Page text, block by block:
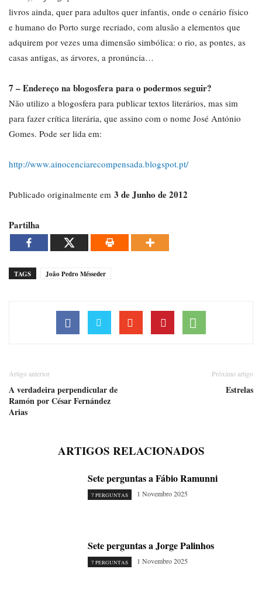
livros ainda, quer para adultos quer infantis, onde o cenário físico
e humano do Porto surge recriado, com alusão a elementos que
adquirem por vezes uma dimensão simbólica: o rio, as pontes, as
casas antigas, as árvores, a pronúncia…
7 – Endereço na blogosfera para o podermos seguir?
Não utilizo a blogosfera para publicar textos literários, mas sim
para fazer crítica literária, que assino com o nome José António
Gomes. Pode ser lida em:
http://www.ainocenciarecompensada.blogspot.pt/
Publicado originalmente em 3 de Junho de 2012
Partilha
TAGS João Pedro Mésseder
Artigo anterior
A verdadeira perpendicular de
Ramón por César Fernández
Arias
Próximo artigo
Estrelas
ARTIGOS RELACIONADOS
Sete perguntas a Fábio Ramunni
7 PERGUNTAS 1 Novembro 2025
Sete perguntas a Jorge Palinhos
7 PERGUNTAS 1 Novembro 2025